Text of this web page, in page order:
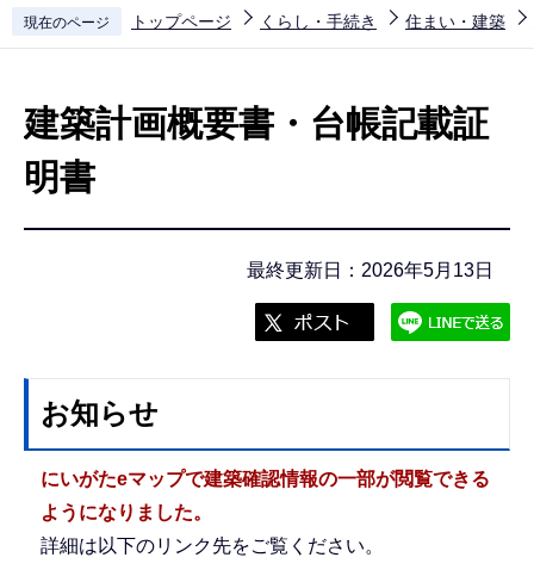
現在のページ トップページ くらし・手続き 住まい・建築
建築計画概要書・台帳記載証
明書
最終更新日：2026年5月13日
お知らせ
にいがたeマップで建築確認情報の一部が閲覧できる
ようになりました。
詳細は以下のリンク先をご覧ください。